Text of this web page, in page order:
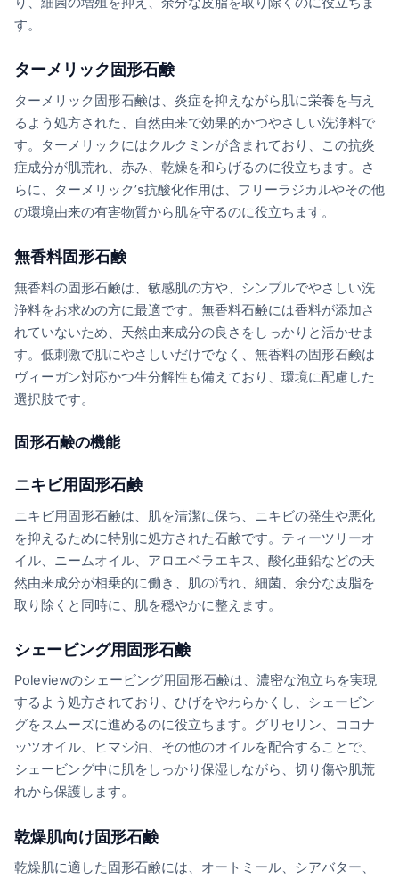
す。
ターメリック固形石鹸
ターメリック固形石鹸は、炎症を抑えながら肌に栄養を与え
るよう処方された、自然由来で効果的かつやさしい洗浄料で
す。ターメリックにはクルクミンが含まれており、この抗炎
症成分が肌荒れ、赤み、乾燥を和らげるのに役立ちます。さ
らに、ターメリック’s抗酸化作用は、フリーラジカルやその他
の環境由来の有害物質から肌を守るのに役立ちます。
無香料固形石鹸
無香料の固形石鹸は、敏感肌の方や、シンプルでやさしい洗
浄料をお求めの方に最適です。無香料石鹸には香料が添加さ
れていないため、天然由来成分の良さをしっかりと活かせま
す。低刺激で肌にやさしいだけでなく、無香料の固形石鹸は
ヴィーガン対応かつ生分解性も備えており、環境に配慮した
選択肢です。
固形石鹸の機能
ニキビ用固形石鹸
ニキビ用固形石鹸は、肌を清潔に保ち、ニキビの発生や悪化
を抑えるために特別に処方された石鹸です。ティーツリーオ
イル、ニームオイル、アロエベラエキス、酸化亜鉛などの天
然由来成分が相乗的に働き、肌の汚れ、細菌、余分な皮脂を
取り除くと同時に、肌を穏やかに整えます。
シェービング用固形石鹸
Poleviewのシェービング用固形石鹸は、濃密な泡立ちを実現
するよう処方されており、ひげをやわらかくし、シェービン
グをスムーズに進めるのに役立ちます。グリセリン、ココナ
ッツオイル、ヒマシ油、その他のオイルを配合することで、
シェービング中に肌をしっかり保湿しながら、切り傷や肌荒
れから保護します。
乾燥肌向け固形石鹸
乾燥肌に適した固形石鹸には、オートミール、シアバター、